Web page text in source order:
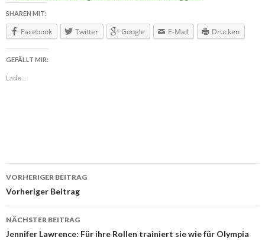
SHAREN MIT:
Facebook Twitter Google E-Mail Drucken
GEFÄLLT MIR:
Lade...
Beitragsnavigation
VORHERIGER BEITRAG
Vorheriger Beitrag
NÄCHSTER BEITRAG
Jennifer Lawrence: Für ihre Rollen trainiert sie wie für Olympia